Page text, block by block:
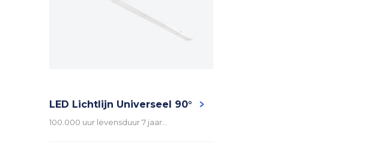
Driver
LED Lichtlijn Universeel 90°
100.000 uur levensduur 7 jaar…